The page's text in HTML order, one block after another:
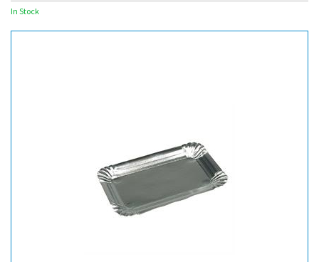
In Stock